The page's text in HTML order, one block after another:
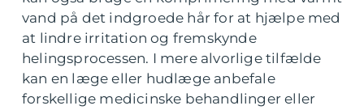
vand på det indgroede hår for at hjælpe med
at lindre irritation og fremskynde
helingsprocessen. I mere alvorlige tilfælde
kan en læge eller hudlæge anbefale
forskellige medicinske behandlinger eller